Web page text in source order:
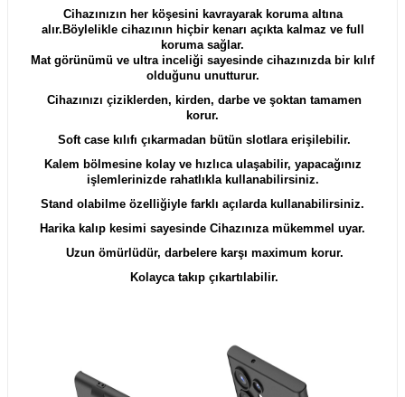
Cihazınızın her köşesini kavrayarak koruma altına
alır.Böylelikle cihazının hiçbir kenarı açıkta kalmaz ve full
koruma sağlar.
Mat görünümü ve ultra inceliği sayesinde cihazınızda bir kılıf
olduğunu unutturur.
Cihazınızı çiziklerden, kirden, darbe ve şoktan tamamen
korur.
Soft case kılıfı çıkarmadan bütün slotlara erişilebilir.
Kalem bölmesine kolay ve hızlıca ulaşabilir, yapacağınız
işlemlerinizde rahatlıkla kullanabilirsiniz.
Stand olabilme özelliğiyle farklı açılarda kullanabilirsiniz.
Harika kalıp kesimi sayesinde Cihazınıza mükemmel uyar.
Uzun ömürlüdür, darbelere karşı maximum korur.
Kolayca takıp çıkartılabilir.